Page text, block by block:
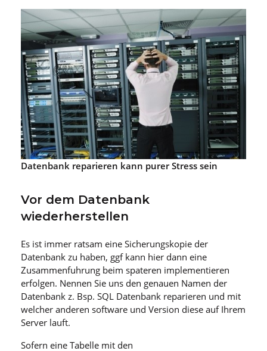
Datenbank reparieren kann purer Stress sein
Vor dem Datenbank
wiederherstellen
Es ist immer ratsam eine Sicherungskopie der
Datenbank zu haben, ggf kann hier dann eine
Zusammenfuhrung beim spateren implementieren
erfolgen. Nennen Sie uns den genauen Namen der
Datenbank z. Bsp. SQL Datenbank reparieren und mit
welcher anderen software und Version diese auf Ihrem
Server lauft.
Sofern eine Tabelle mit den